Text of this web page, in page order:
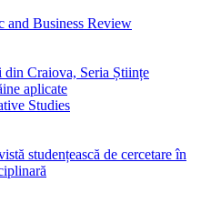
and Business Review
Craiova, Seria Științe
aplicate
Studies
studențească de cercetare în